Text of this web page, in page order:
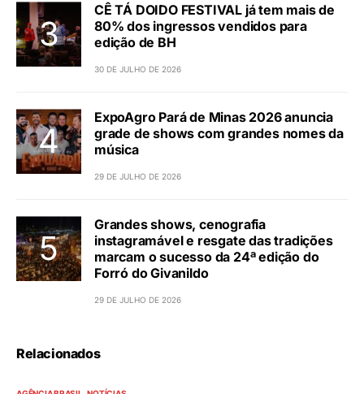
CÊ TÁ DOIDO FESTIVAL já tem mais de
80% dos ingressos vendidos para
edição de BH
30 DE JULHO DE 2026
ExpoAgro Pará de Minas 2026 anuncia
grade de shows com grandes nomes da
música
29 DE JULHO DE 2026
Grandes shows, cenografia
instagramável e resgate das tradições
marcam o sucesso da 24ª edição do
Forró do Givanildo
29 DE JULHO DE 2026
Relacionados